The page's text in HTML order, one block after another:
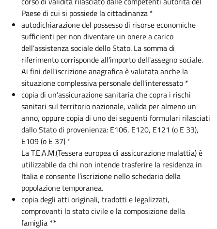
Paese di cui si possiede la cittadinanza *
autodichiarazione del possesso di risorse economiche
sufficienti per non diventare un onere a carico
dell’assistenza sociale dello Stato. La somma di
riferimento corrisponde all'importo dell'assegno sociale.
Ai fini dell'iscrizione anagrafica è valutata anche la
situazione complessiva personale dell'interessato *
copia di un’assicurazione sanitaria che copra i rischi
sanitari sul territorio nazionale, valida per almeno un
anno, oppure copia di uno dei seguenti formulari rilasciati
dallo Stato di provenienza: E106, E120, E121 (o E 33),
E109 (o E 37) *
La T.E.A.M.(Tessera europea di assicurazione malattia) è
utilizzabile da chi non intende trasferire la residenza in
Italia e consente l’iscrizione nello schedario della
popolazione temporanea.
copia degli atti originali, tradotti e legalizzati,
comprovanti lo stato civile e la composizione della
famiglia **